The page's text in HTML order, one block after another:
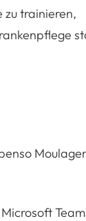
zu trainieren,